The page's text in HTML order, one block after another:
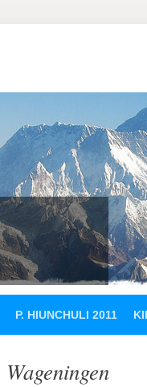
P. HIUNCHULI 2011
Wageningen